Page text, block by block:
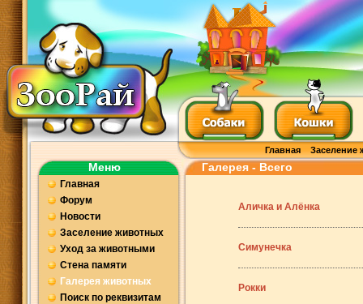
Главная Заселение
Меню
Главная
Форум
Новости
Заселение животных
Уход за животными
Стена памяти
Галерея животных
Поиск по реквизитам
Галерея - Всего
Аличка и Алёнка
Симунечка
Рокки